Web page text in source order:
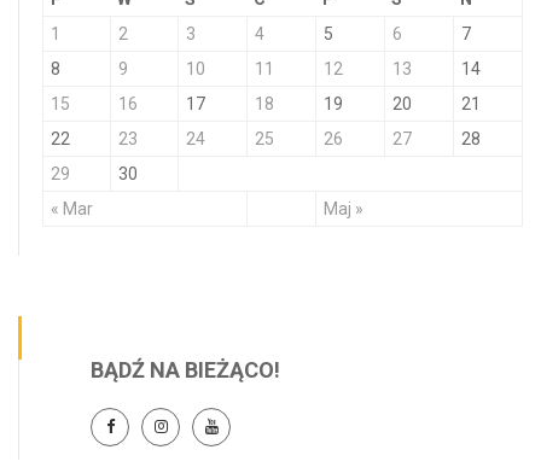
« Mar Maj »
1 2 3 4 5 6
7
8
9 10 11 12 13
14
15
16 17 18 19 20
21
22
23 24 25 26 27
28
29
30
BĄDŹ NA BIEŻĄCO!